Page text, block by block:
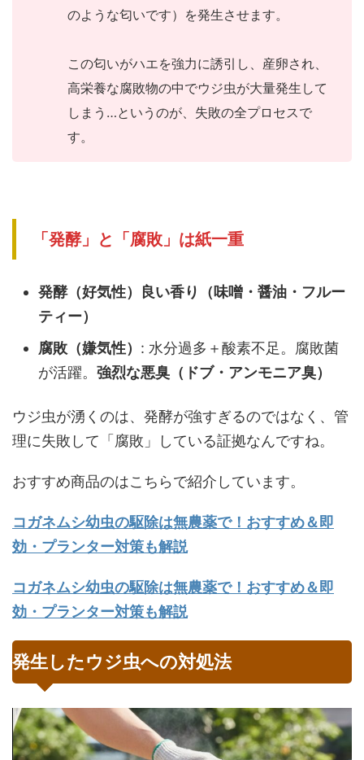
のような匂いです）を発生させます。
この匂いがハエを強力に誘引し、産卵され、
高栄養な腐敗物の中でウジ虫が大量発生して
しまう…というのが、失敗の全プロセスで
す。
「発酵」と「腐敗」は紙一重
発酵（好気性）良い香り（味噌・醤油・フルー
ティー）
腐敗（嫌気性） : 水分過多＋酸素不足。腐敗菌
が活躍。 強烈な悪臭（ドブ・アンモニア臭）
ウジ虫が湧くのは、発酵が強すぎるのではなく、管
理に失敗して「腐敗」している証拠なんですね。
おすすめ商品のはこちらで紹介しています。
コガネムシ幼虫の駆除は無農薬で！おすすめ＆即
効・プランター対策も解説
コガネムシ幼虫の駆除は無農薬で！おすすめ＆即
効・プランター対策も解説
発生したウジ虫への対処法